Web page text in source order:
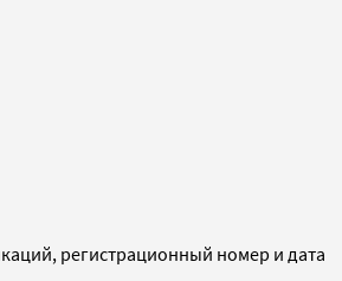
регистрационный номер и дата